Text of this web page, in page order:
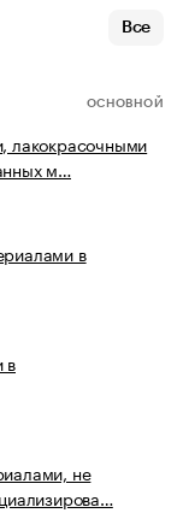
Все
ОСНОВНОЙ
лакокрасочными
м…
в
в
не